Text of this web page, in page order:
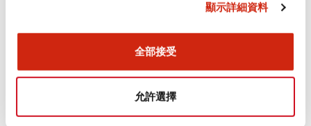
顯示詳細資料
全部接受
允許選擇
Flush Silhouette LW系列 控制元件 (英文版)
1.23MB